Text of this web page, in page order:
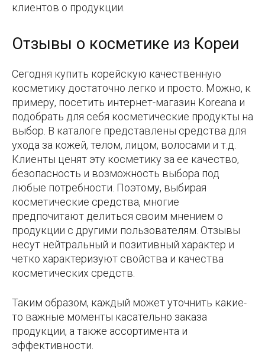
клиентов о продукции.
Отзывы о косметике из Кореи
Сегодня купить корейскую качественную
косметику достаточно легко и просто. Можно, к
примеру, посетить интернет-магазин Koreana и
подобрать для себя косметические продукты на
выбор. В каталоге представлены средства для
ухода за кожей, телом, лицом, волосами и т.д.
Клиенты ценят эту косметику за ее качество,
безопасность и возможность выбора под
любые потребности. Поэтому, выбирая
косметические средства, многие
предпочитают делиться своим мнением о
продукции с другими пользователям. Отзывы
несут нейтральный и позитивный характер и
четко характеризуют свойства и качества
косметических средств.
Таким образом, каждый может уточнить какие-
то важные моменты касательно заказа
продукции, а также ассортимента и
эффективности.